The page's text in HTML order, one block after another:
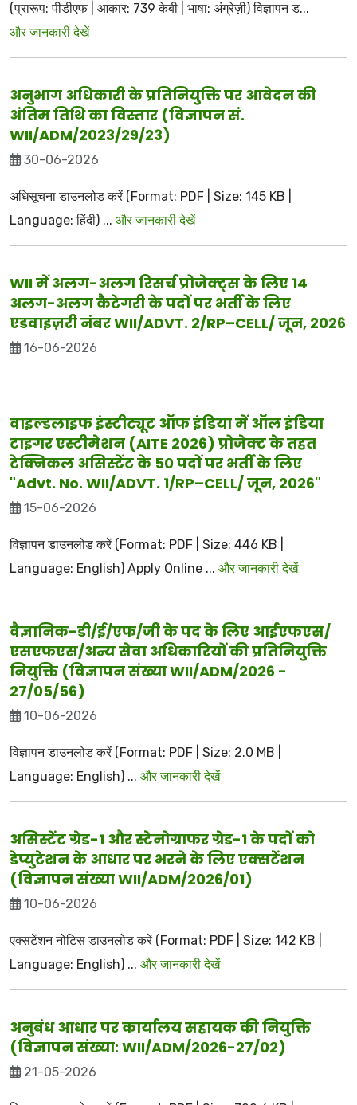
(प्रारूप: पीडीएफ | आकार: 739 केबी | भाषा: अंग्रेज़ी) विज्ञापन ड...
और जानकारी देखें
अनुभाग अधिकारी के प्रतिनियुक्ति पर आवेदन की
अंतिम तिथि का विस्तार (विज्ञापन सं.
WII/ADM/2023/29/23)
30-06-2026
अधिसूचना डाउनलोड करें (Format: PDF | Size: 145 KB |
Language: हिंदी) ... और जानकारी देखें
WII में अलग-अलग रिसर्च प्रोजेक्ट्स के लिए 14
अलग-अलग कैटेगरी के पदों पर भर्ती के लिए
एडवाइज़री नंबर WII/ADVT. 2/RP–CELL/ जून, 2026
16-06-2026
वाइल्डलाइफ इंस्टीट्यूट ऑफ इंडिया में ऑल इंडिया
टाइगर एस्टीमेशन (AITE 2026) प्रोजेक्ट के तहत
टेक्निकल असिस्टेंट के 50 पदों पर भर्ती के लिए
"Advt. No. WII/ADVT. 1/RP–CELL/ जून, 2026"
15-06-2026
विज्ञापन डाउनलोड करें (Format: PDF | Size: 446 KB |
Language: English) Apply Online ... और जानकारी देखें
वैज्ञानिक-डी/ई/एफ/जी के पद के लिए आईएफएस/
एसएफएस/अन्य सेवा अधिकारियों की प्रतिनियुक्ति
नियुक्ति (विज्ञापन संख्या WII/ADM/2026 -
27/05/56)
10-06-2026
विज्ञापन डाउनलोड करें (Format: PDF | Size: 2.0 MB |
Language: English) ... और जानकारी देखें
असिस्टेंट ग्रेड-1 और स्टेनोग्राफर ग्रेड-1 के पदों को
डेप्युटेशन के आधार पर भरने के लिए एक्सटेंशन
(विज्ञापन संख्या WII/ADM/2026/01)
10-06-2026
एक्सटेंशन नोटिस डाउनलोड करें (Format: PDF | Size: 142 KB |
Language: English) ... और जानकारी देखें
अनुबंध आधार पर कार्यालय सहायक की नियुक्ति
(विज्ञापन संख्या: WII/ADM/2026-27/02)
21-05-2026